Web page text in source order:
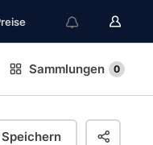
Sammlungen 0
Speichern